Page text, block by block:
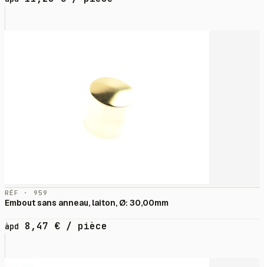
RÉF · 959
Embout sans anneau, laiton, Ø: 30,00mm
àpd 8,47 € / pièce